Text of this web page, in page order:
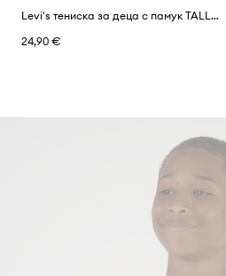
Levi's тениска за деца с памук TALLEST PEAK BATWING TEE
24,90 €